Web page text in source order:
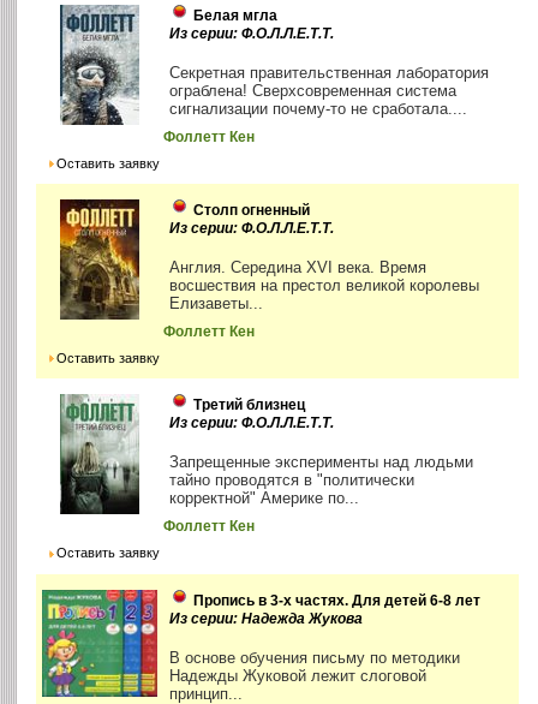
Белая мгла
Из серии: Ф.О.Л.Л.Е.Т.Т.
Секретная правительственная лаборатория
ограблена! Сверхсовременная система
сигнализации почему-то не сработала....
Фоллетт Кен
Оставить заявку
Столп огненный
Из серии: Ф.О.Л.Л.Е.Т.Т.
Англия. Середина XVI века. Время
восшествия на престол великой королевы
Елизаветы...
Фоллетт Кен
Оставить заявку
Третий близнец
Из серии: Ф.О.Л.Л.Е.Т.Т.
Запрещенные эксперименты над людьми
тайно проводятся в "политически
корректной" Америке по...
Фоллетт Кен
Оставить заявку
Пропись в 3-х частях. Для детей 6-8 лет
Из серии: Надежда Жукова
В основе обучения письму по методики
Надежды Жуковой лежит слоговой
принцип...